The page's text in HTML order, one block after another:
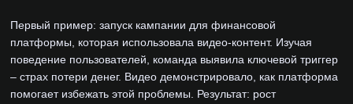
Первый пример: запуск кампании для финансовой
платформы, которая использовала видео-контент. Изучая
поведение пользователей, команда выявила ключевой триггер
– страх потери денег. Видео демонстрировало, как платформа
помогает избежать этой проблемы. Результат: рост